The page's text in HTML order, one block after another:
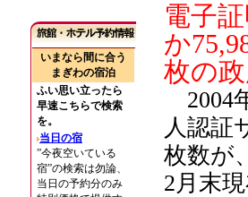
電子
か
枚の
2004
人認証
枚数が
2月末